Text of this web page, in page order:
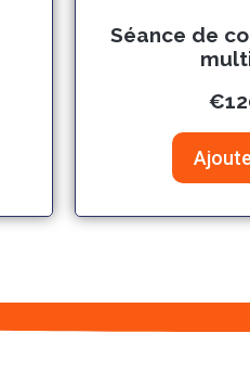
Séance de
€